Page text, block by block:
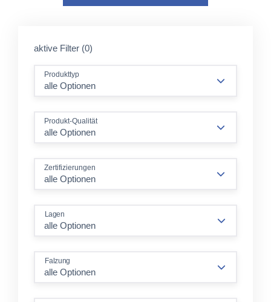
aktive Filter (0)
Produkttyp
alle Optionen
Produkt-Qualität
alle Optionen
Zertifizierungen
alle Optionen
Lagen
Falzung